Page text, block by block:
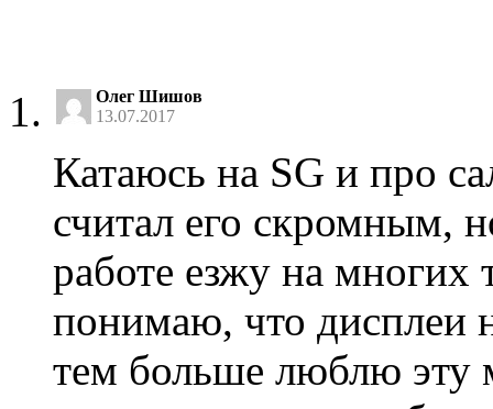
Олег Шишов
13.07.2017
Катаюсь на SG и про
считал его скромным,
работе езжу на многих
понимаю, что дисплеи
тем больше люблю эту